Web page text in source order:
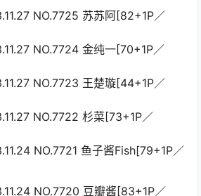
NO.7725 苏苏阿[82+1P／
NO.7724 金纯一[70+1P／
NO.7723 王楚璇[44+1P／
NO.7722 杉菜[73+1P／
NO.7721 鱼子酱Fish[79+1P／
NO.7720 豆瓣酱[83+1P／